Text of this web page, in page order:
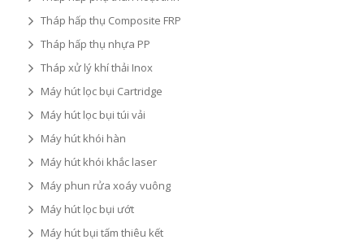
Tháp hấp thụ Composite FRP
Tháp hấp thụ nhựa PP
Tháp xử lý khí thải Inox
Máy hút lọc bụi Cartridge
Máy hút lọc bụi túi vải
Máy hút khói hàn
Máy hút khói khắc laser
Máy phun rửa xoáy vuông
Máy hút lọc bụi ướt
Máy hút bụi tấm thiêu kết